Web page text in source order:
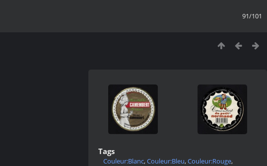
91/101
Tags
Couleur:Blanc,Couleur:Bleu,Couleur:Rouge,